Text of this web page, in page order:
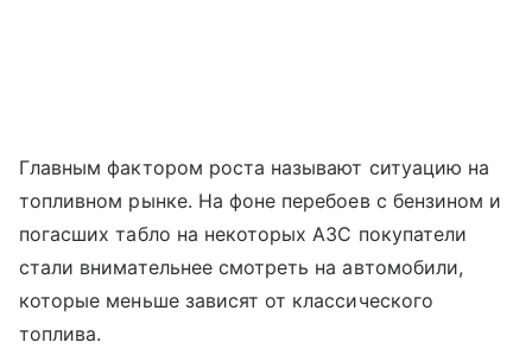
Главным фактором роста называют ситуацию на
топливном рынке. На фоне перебоев с бензином и
погасших табло на некоторых АЗС покупатели
стали внимательнее смотреть на автомобили,
которые меньше зависят от классического
топлива.